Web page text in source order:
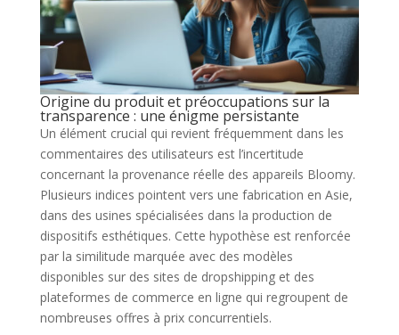
Origine du produit et préoccupations sur la
transparence : une énigme persistante
Un élément crucial qui revient fréquemment dans les
commentaires des utilisateurs est l’incertitude
concernant la provenance réelle des appareils Bloomy.
Plusieurs indices pointent vers une fabrication en Asie,
dans des usines spécialisées dans la production de
dispositifs esthétiques. Cette hypothèse est renforcée
par la similitude marquée avec des modèles
disponibles sur des sites de dropshipping et des
plateformes de commerce en ligne qui regroupent de
nombreuses offres à prix concurrentiels.